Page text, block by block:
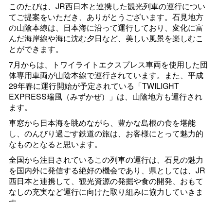
このたびは、JR西日本と連携した観光列車の運行につい
てご提案をいただき、ありがとうございます。石見地方
の山陰本線は、日本海に沿って運行しており、変化に富
んだ海岸線や海に沈む夕日など、美しい風景を楽しむこ
とができます。
7月からは、トワイライトエクスプレス車両を使用した団
体専用車両が山陰本線で運行されています。また、平成
29年春に運行開始が予定されている「TWILIGHT
EXPRESS瑞風（みずかぜ）」は、山陰地方も運行され
ます。
車窓から日本海を眺めながら、豊かな島根の食を堪能
し、のんびり過ごす鉄道の旅は、お客様にとって魅力的
なものとなると思います。
全国から注目されているこの列車の運行は、石見の魅力
を国内外に発信する絶好の機会であり、県としては、JR
西日本と連携して、観光資源の発掘や食の開発、おもて
なしの充実など運行に向けた取り組みに協力していきま